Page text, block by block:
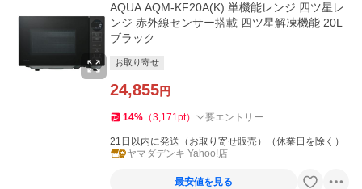
AQUA AQM-KF20A(K) 単機能レンジ 四ツ星レ
ンジ 赤外線センサー搭載 四ツ星解凍機能 20L
ブラック
お取り寄せ
24,855円
14% （3,171pt） 要エントリー
21日以内に発送（お取り寄せ販売）（休業日を除く）
ヤマダデンキ Yahoo!店
最安値を見る